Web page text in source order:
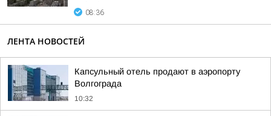
08:36
ЛЕНТА НОВОСТЕЙ
Капсульный отель продают в аэропорту
Волгограда
10:32